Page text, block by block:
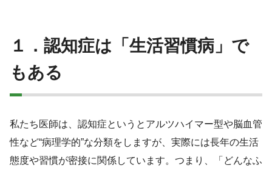
１．認知症は「生活習慣病」で
もある
私たち医師は、認知症というとアルツハイマー型や脳血管
性など“病理学的”な分類をしますが、実際には長年の生活
態度や習慣が密接に関係しています。つまり、「どんなふ